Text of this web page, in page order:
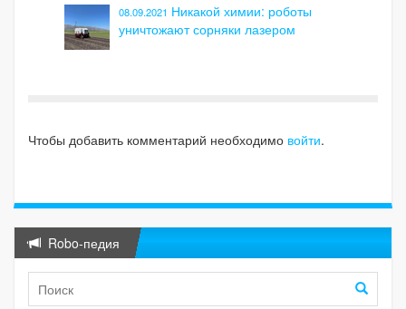
08.09.2021 Никакой химии: роботы
уничтожают сорняки лазером
Чтобы добавить комментарий необходимо войти.
Robo-педия